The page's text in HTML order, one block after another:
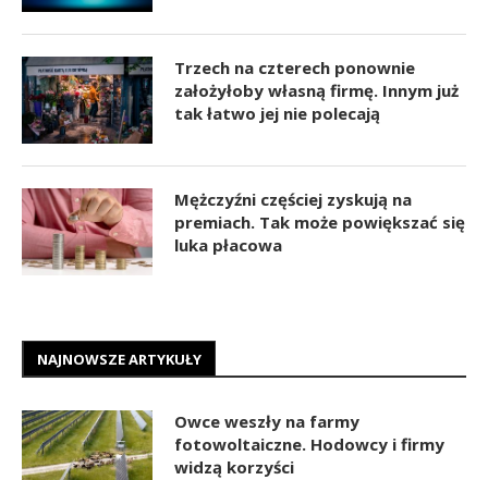
Trzech na czterech ponownie
założyłoby własną firmę. Innym już
tak łatwo jej nie polecają
Mężczyźni częściej zyskują na
premiach. Tak może powiększać się
luka płacowa
NAJNOWSZE ARTYKUŁY
Owce weszły na farmy
fotowoltaiczne. Hodowcy i firmy
widzą korzyści